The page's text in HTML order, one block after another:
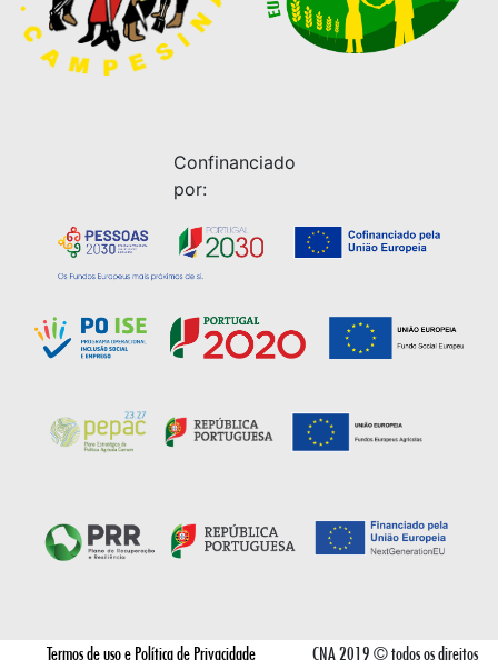
Confinanciado
por:
Termos de uso e Política de Privacidade CNA 2019 © todos os direitos